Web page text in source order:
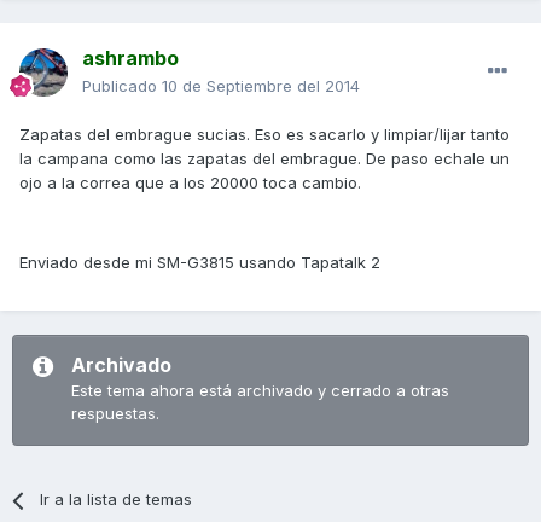
ashrambo
Publicado 10 de Septiembre del 2014
Zapatas del embrague sucias. Eso es sacarlo y limpiar/lijar tanto
la campana como las zapatas del embrague. De paso echale un
ojo a la correa que a los 20000 toca cambio.
Enviado desde mi SM-G3815 usando Tapatalk 2
Archivado
Este tema ahora está archivado y cerrado a otras
respuestas.
Ir a la lista de temas